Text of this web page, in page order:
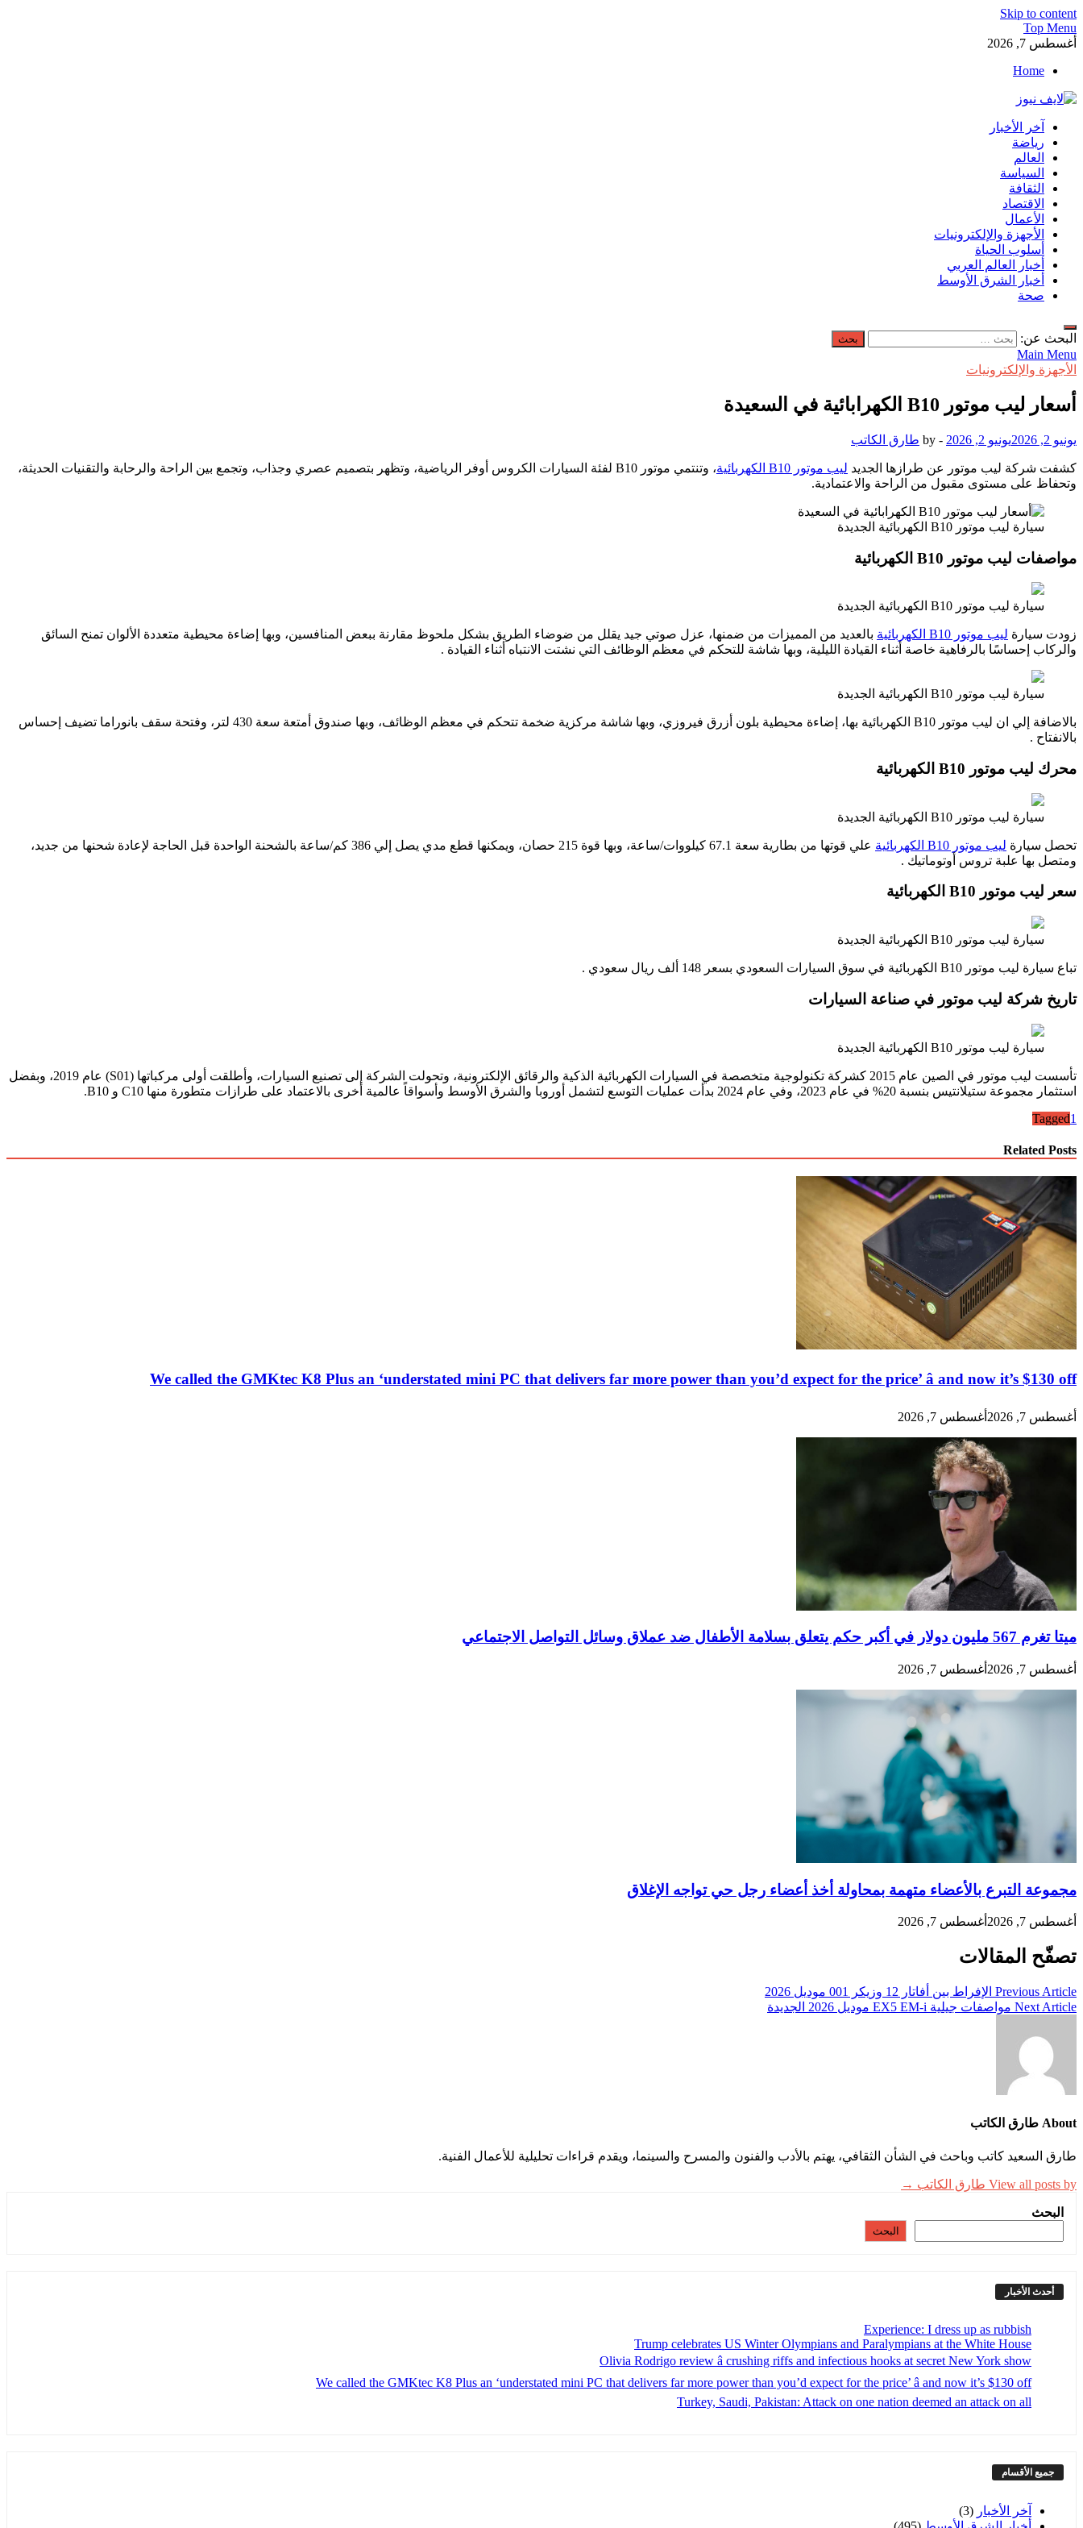
Skip to content
Top Menu
أغسطس 7, 2026
Home
لايف نيوز
آخر الأخبار العاجلة لحظة بلحظة من العالم العربي والعالم
آخر الأخبار
رياضة
العالم
السياسة
الثقافة
الاقتصاد
الأعمال
الأجهزة والإلكترونيات
أسلوب الحياة
أخبار العالم العربي
أخبار الشرق الأوسط
صحة
البحث عن:
Main Menu
الأجهزة والإلكترونيات
أسعار ليب موتور B10 الكهرابائية في السعيدة
يونيو 2, 2026 يونيو 2, 2026 -
by طارق الكاتب
كشفت شركة ليب موتور عن طرازها الجديد ليب موتور B10 الكهربائية
، وتنتمي موتور B10 لفئة السيارات الكروس أوفر الرياضية، وتظهر بتصميم عصري وجذاب، وتجمع بين الراحة والرحابة والتقنيات الحديثة،
وتحفاظ على مستوى مقبول من الراحة والاعتمادية.
سيارة ليب موتور B10 الكهربائية الجديدة
مواصفات ليب موتور B10 الكهربائية
سيارة ليب موتور B10 الكهربائية الجديدة
زودت سيارة ليب موتور B10 الكهربائية
بالعديد من المميزات من ضمنها، عزل صوتي جيد يقلل من ضوضاء الطريق بشكل ملحوظ مقارنة ببعض المنافسين، وبها إضاءة محيطية متعددة الألوان تمنح السائق
والركاب إحساسًا بالرفاهية خاصة أثناء القيادة الليلية، وبها شاشة للتحكم في معظم الوظائف التي نشتت الانتباه أثناء القيادة .
سيارة ليب موتور B10 الكهربائية الجديدة
بالاضافة إلي ان ليب موتور B10 الكهربائية بها، إضاءة محيطية بلون أزرق فيروزي، وبها شاشة مركزية ضخمة تتحكم في معظم الوظائف، وبها صندوق أمتعة سعة 430 لتر، وفتحة سقف بانوراما تضيف إحساس
بالانفتاح .
محرك ليب موتور B10 الكهربائية
سيارة ليب موتور B10 الكهربائية الجديدة
تحصل سيارة ليب موتور B10 الكهربائية
علي قوتها من بطارية سعة 67.1 كيلووات/ساعة، وبها قوة 215 حصان، ويمكنها قطع مدي يصل إلي 386 كم/ساعة بالشحنة الواحدة قبل الحاجة لإعادة شحنها من جديد،
ومتصل بها علبة تروس أوتوماتيك .
سعر ليب موتور B10 الكهربائية
سيارة ليب موتور B10 الكهربائية الجديدة
تباع سيارة ليب موتور B10 الكهربائية في سوق السيارات السعودي بسعر 148 ألف ريال سعودي .
تاريخ شركة ليب موتور في صناعة السيارات
سيارة ليب موتور B10 الكهربائية الجديدة
تأسست ليب موتور في الصين عام 2015 كشركة تكنولوجية متخصصة في السيارات الكهربائية الذكية والرقائق الإلكترونية، وتحولت الشركة إلى تصنيع السيارات، وأطلقت أولى مركباتها (S01) عام 2019، وبفضل
استثمار مجموعة ستيلانتيس بنسبة 20% في عام 2023، وفي عام 2024 بدأت عمليات التوسع لتشمل أوروبا والشرق الأوسط وأسواقاً عالمية أخرى بالاعتماد على طرازات متطورة منها C10 و B10.
Tagged1
Related Posts
We called the GMKtec K8 Plus an ‘understated mini PC that delivers far more power than you’d expect for the price’ â and now it’s $130 off
أغسطس 7, 2026 أغسطس 7, 2026
ميتا تغرم 567 مليون دولار في أكبر حكم يتعلق بسلامة الأطفال ضد عملاق وسائل التواصل الاجتماعي
أغسطس 7, 2026 أغسطس 7, 2026
مجموعة التبرع بالأعضاء متهمة بمحاولة أخذ أعضاء رجل حي تواجه الإغلاق
أغسطس 7, 2026 أغسطس 7, 2026
تصفّح المقالات
Previous Article الإفراط بين أفاتار 12 وزيكر 001 موديل 2026
Next Article مواصفات جيلية EX5 EM-i موديل 2026 الجديدة
About طارق الكاتب
طارق السعيد كاتب وباحث في الشأن الثقافي، يهتم بالأدب والفنون والمسرح والسينما، ويقدم قراءات تحليلية للأعمال الفنية.
View all posts by طارق الكاتب →
البحث
البحث
أحدث الأخبار
Experience: I dress up as rubbish
Trump celebrates US Winter Olympians and Paralympians at the White House
Olivia Rodrigo review â crushing riffs and infectious hooks at secret New York show
We called the GMKtec K8 Plus an ‘understated mini PC that delivers far more power than you’d expect for the price’ â and now it’s $130 off
Turkey, Saudi, Pakistan: Attack on one nation deemed an attack on all
جميع الأقسام
آخر الأخبار (3)